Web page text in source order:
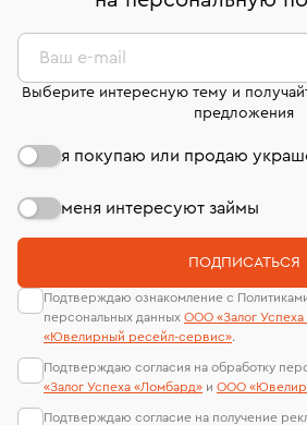
дней на возврат. Детальные
комиссионных украшений и часов
странице«Возврат украшений»
сертификаты МГУ и других
лабораторий
Ваш e-mail
Выберите интересную тему и
предложения
я покупаю или продаю
меня интересуют займы
ПОДПИСАТЬСЯ
Подтверждаю ознакомление с
персональных данных ООО «Залог
«Ювелирный ресейл-сервиc».
Подтверждаю согласия на обработку
«Залог Успеха «Ломбард» и ООО
Подтверждаю согласие на получение